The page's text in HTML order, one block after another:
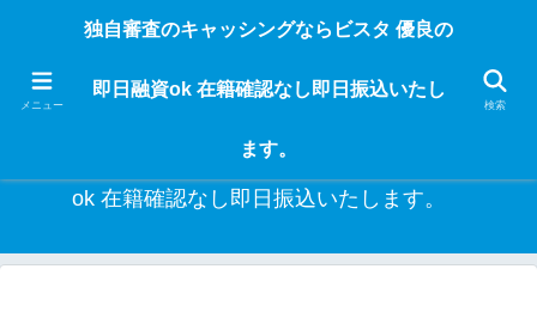
独自審査のフリーローンならビスタなら24時間365日 在籍確認なしで借りれる
な入用があっても安心！融資率97％！仕事をしている人ならブラックでも給料
日返済の１ヶ月融資で借りられるから安心！
独自審査のキャッシングならビスタ 優良の即日融資
ok 在籍確認なし即日振込いたします。
メニュー
独自審査のキャッシングならビスタ 優良の
即日融資ok 在籍確認なし即日振込いたし
ます。
検索